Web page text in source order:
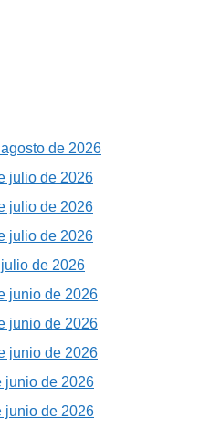
de 2026
julio de 2026
julio de 2026
julio de 2026
de 2026
junio de 2026
junio de 2026
junio de 2026
junio de 2026
junio de 2026